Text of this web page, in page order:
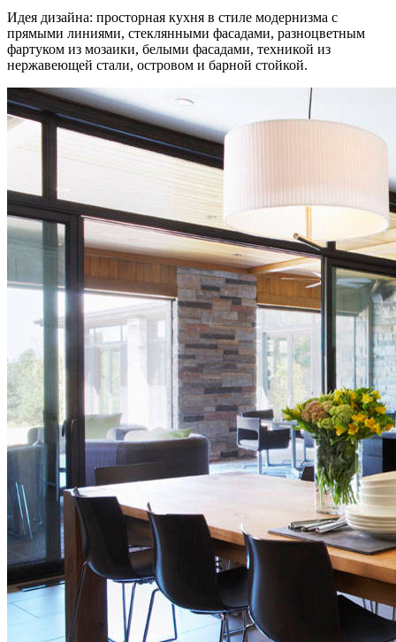
Идея дизайна: просторная кухня в стиле модернизма с
прямыми линиями, стеклянными фасадами, разноцветным
фартуком из мозаики, белыми фасадами, техникой из
нержавеющей стали, островом и барной стойкой.